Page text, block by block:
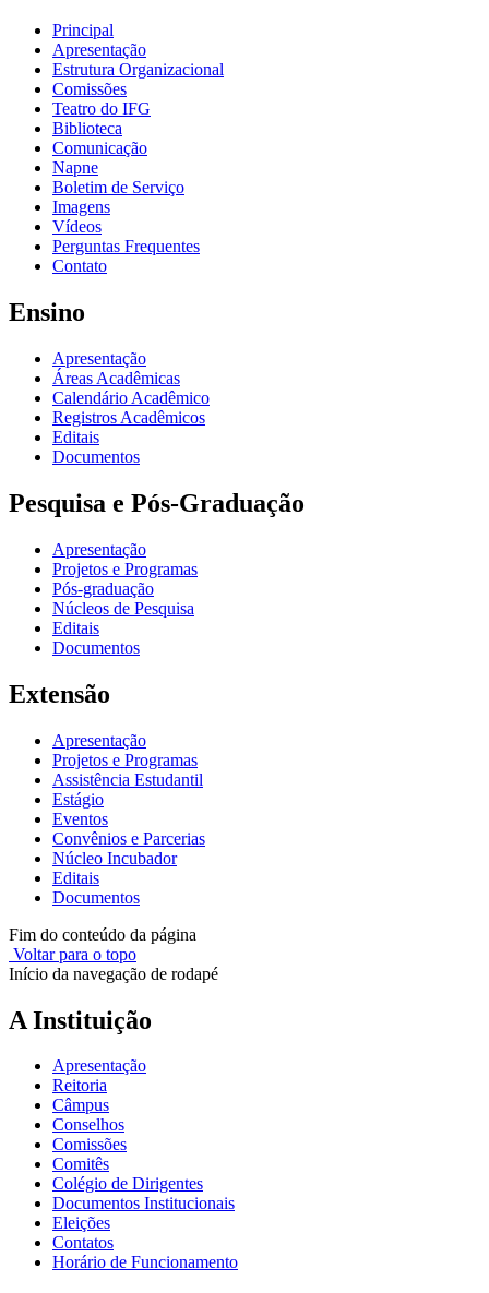
Principal
Apresentação
Estrutura Organizacional
Comissões
Teatro do IFG
Biblioteca
Comunicação
Napne
Boletim de Serviço
Imagens
Vídeos
Perguntas Frequentes
Contato
Ensino
Apresentação
Áreas Acadêmicas
Calendário Acadêmico
Registros Acadêmicos
Editais
Documentos
Pesquisa e Pós-Graduação
Apresentação
Projetos e Programas
Pós-graduação
Núcleos de Pesquisa
Editais
Documentos
Extensão
Apresentação
Projetos e Programas
Assistência Estudantil
Estágio
Eventos
Convênios e Parcerias
Núcleo Incubador
Editais
Documentos
Fim do conteúdo da página
Voltar para o topo
Início da navegação de rodapé
A Instituição
Apresentação
Reitoria
Câmpus
Conselhos
Comissões
Comitês
Colégio de Dirigentes
Documentos Institucionais
Eleições
Contatos
Horário de Funcionamento